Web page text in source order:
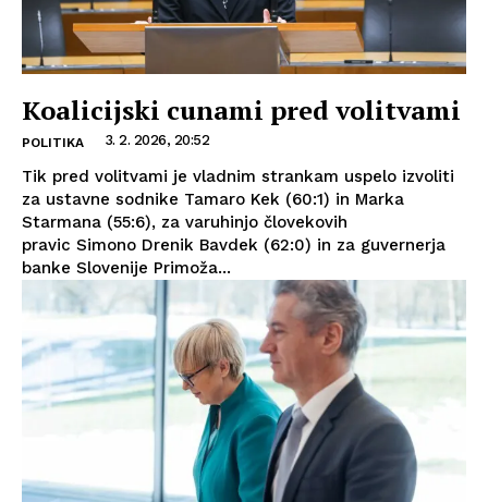
Koalicijski cunami pred volitvami
POLITIKA 3. 2. 2026, 20:52
Tik pred volitvami je vladnim strankam uspelo izvoliti
za ustavne sodnike Tamaro Kek (60:1) in Marka
Starmana (55:6), za varuhinjo človekovih
pravic Simono Drenik Bavdek (62:0) in za guvernerja
banke Slovenije Primoža...